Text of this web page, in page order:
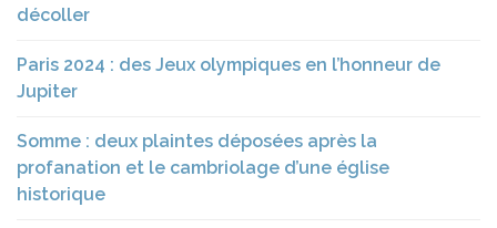
décoller
Paris 2024 : des Jeux olympiques en l’honneur de
Jupiter
Somme : deux plaintes déposées après la
profanation et le cambriolage d’une église
historique